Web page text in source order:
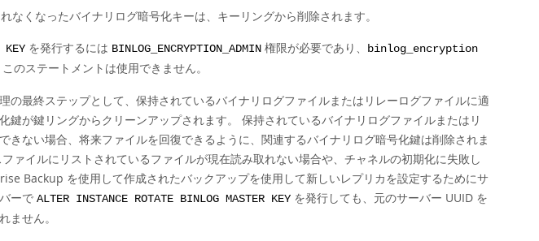
なくなったバイナリログ暗号化キーは、キーリングから削除されます。
KEY を発行するには BINLOG_ENCRYPTION_ADMIN 権限が必要であり、 binlog_encryption
のステートメントは使用できません。
の最終ステップとして、保持されているバイナリログファイルまたはリレーログファイルに適
鍵が鍵リングからクリーンアップされます。 保持されているバイナリログファイルまたはリ
きない場合、将来ファイルを回復できるように、関連するバイナリログ暗号化鍵は削除されま
ァイルにリストされているファイルが現在読み取れない場合や、チャネルの初期化に失敗し
Backup を使用して作成されたバックアップを使用して新しいレプリカを設定するためにサ
ーで ALTER INSTANCE ROTATE BINLOG MASTER KEY を発行しても、元のサーバー UUID を
ません。